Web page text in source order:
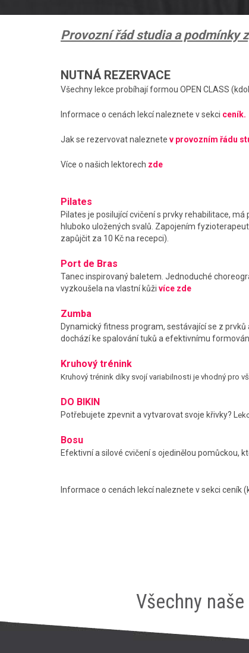
Provozní řád studia a podmínky
NUTNÁ REZERVACE
Všechny lekce probíhají formou OPEN CLASS
Informace o cenách lekcí naleznete v sekci ceník.
Jak se rezervovat naleznete v provozním řádu
Více o našich lektorech zde
Pilates
Pilates je posilující cvičení s prvky rehabilitace,
hluboko uložených svalů. Zapojením
zapůjčit za 10 Kč na recepci).
Port de Bras
Tanec inspirovaný baletem. Jednoduché
vyzkoušela na vlastní kůži více zde
Zumba
Dynamický fitness program, sestávající se z
dochází ke spalování tuků a efektivnímu
Kruhový trénink
Kruhový trénink díky svojí variabilnosti je vhodný pro
DO BIKIN
Potřebujete zpevnit a vytvarovat svoje křivky? L
Bosu
Efektivní a silové cvičení s ojedinělou pomůckou,
Informace o cenách lekcí naleznete v sekci ceník
Všechny